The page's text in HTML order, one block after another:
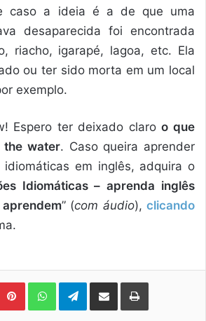
caso a ideia é a de que uma
desaparecida foi encontrada
riacho, igarapé, lagoa, etc. Ela
ou ter sido morta em um local
exemplo.
Espero ter deixado claroo que
the water. Caso queira aprender
idiomáticas em inglês, adquira o
Idiomáticas – aprenda inglês
” (com áudio),clicando
PinterestWhatsAppTelegram
Compartilhar via e-mail Imprimir